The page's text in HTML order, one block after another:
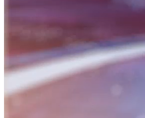
BỮA SÁNG DOANH NHÂN
Nguồn: SCTV8 - VITV